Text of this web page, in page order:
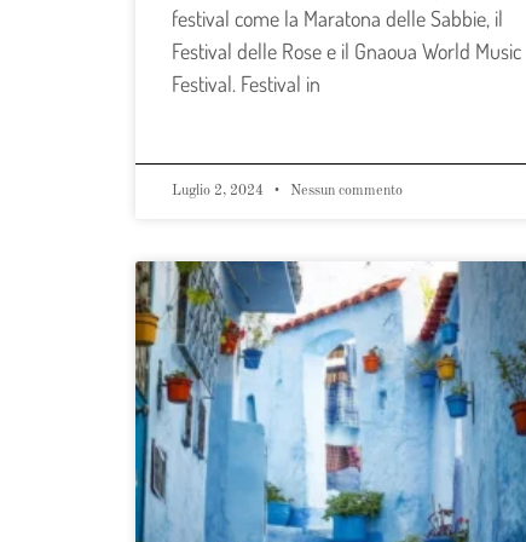
festival come la Maratona delle Sabbie, il
Festival delle Rose e il Gnaoua World Music
Festival. Festival in
Luglio 2, 2024 Nessun commento